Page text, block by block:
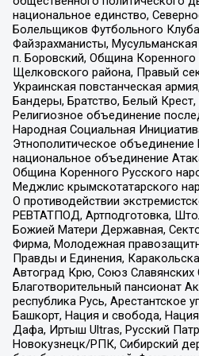
национальное единство,
Болельщиков Футбольного
Файзрахманисты,
п. Боровский, Община Коренного
Щелковского района, Правый
Украинская повстанческая
Бандеры, Братство, Белый
Религиозное объединение
Народная Социальная
Этнополитическое объединение
национальное объединение
Община Коренного Русского
Меджлис крымскотатарского
О противодействии
РЕВТАТПОД, Артподготовка,
Божией Матери Державная,
Фирма, Молодежная
Правды и Единения,
Автоград Крю, Союз Славянских
Благотворительный пансионат
республика Русь, Арестантское
Башкорт, Нация и свобода,
Дафа, Иртыш Ultras, Русский
Новокузнецк/РПК, Сибирский